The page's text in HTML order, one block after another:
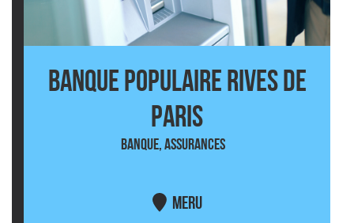
BANQUE POPULAIRE RIVES DE
PARIS
BANQUE, ASSURANCES
MERU